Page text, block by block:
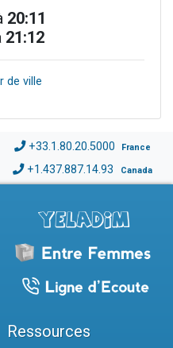
20:11
21:12
de ville
+33.1.80.20.5000 France
+1.437.887.14.93 Canada
Ressources